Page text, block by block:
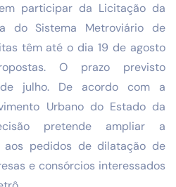
participar da Licitação da
do Sistema Metroviário de
têm até o dia 19 de agosto
O prazo previsto
julho. De acordo com a
Urbano do Estado da
pretende ampliar a
aos pedidos de dilatação de
e consórcios interessados